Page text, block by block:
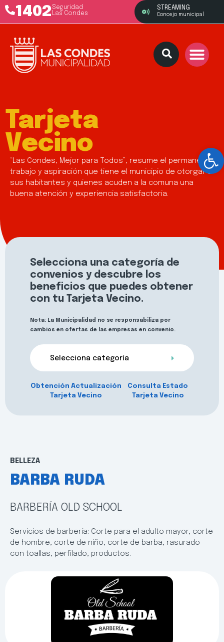
1402 Seguridad
Las Condes
STREAMING
Concejo municipal
Tarjeta
Vecino
“Las Condes, Mejor para Todos”, resume el permanente
trabajo y aspiración que tiene el municipio de otorgar a
sus habitantes y quienes acuden a la comuna una
buena atención y experiencia satisfactoria.
Selecciona una categoría de
convenios y descubre los
beneficios que puedes obtener
con tu Tarjeta Vecino.
Nota: La Municipalidad no se responsabiliza por
cambios en ofertas de las empresas en convenio.
Selecciona categoría
Obtención Actualización
Tarjeta Vecino
Consulta Estado
Tarjeta Vecino
BELLEZA
BARBA RUDA
BARBERÍA OLD SCHOOL
Servicios de barbería: Corte para el adulto mayor, corte
de hombre, corte de niño, corte de barba, rasurado
con toallas, perfilado, productos.